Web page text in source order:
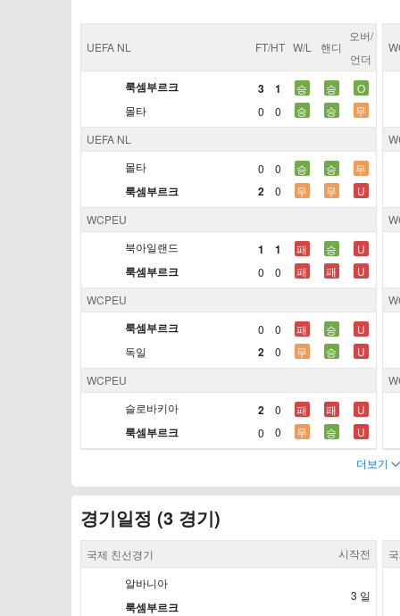
UEFA NL FT/HT W/L 핸디
오버/
언더
룩셈부르크
몰타
3
0
1
0
승
승
승
승
O
무
UEFA NL
몰타
룩셈부르크
0
2
0
0
승
무
승
무
무
U
WCPEU
북아일랜드
룩셈부르크
1
0
1
0
패
패
승
패
U
U
WCPEU
룩셈부르크
독일
0
2
0
0
패
무
승
승
U
U
WCPEU
슬로바키아
룩셈부르크
2
0
0
0
패
무
패
승
U
U
더보기
경기일정 (3 경기)
국제 친선경기
시작전
알바니아
룩셈부르크
3 일